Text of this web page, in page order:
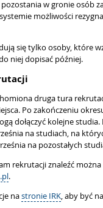
w gronie osób
możliwości
się tylko osoby, które
niej dopisać później.
druga tura
Po zakończeniu
dołączyć kolejne
na studiach, na
na pozostałych
rekrutacji znaleźć można
.
nastronie IRK, aby być